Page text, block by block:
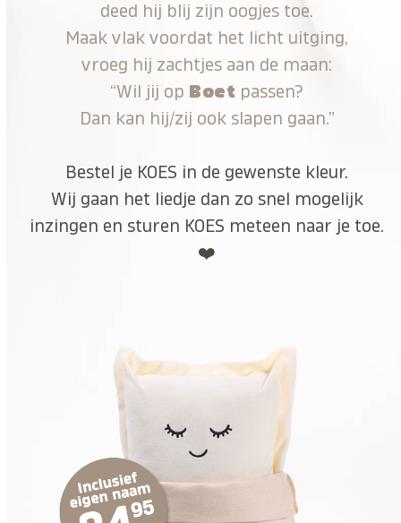
deed hij blij zijn oogjes toe.
Maak vlak voordat het licht uitging,
vroeg hij zachtjes aan de maan:
“Wil jij op Boet passen?
Dan kan hij/zij ook slapen gaan.”
Bestel je KOES in de gewenste kleur.
Wij gaan het liedje dan zo snel mogelijk
inzingen en sturen KOES meteen naar je toe.
❤️